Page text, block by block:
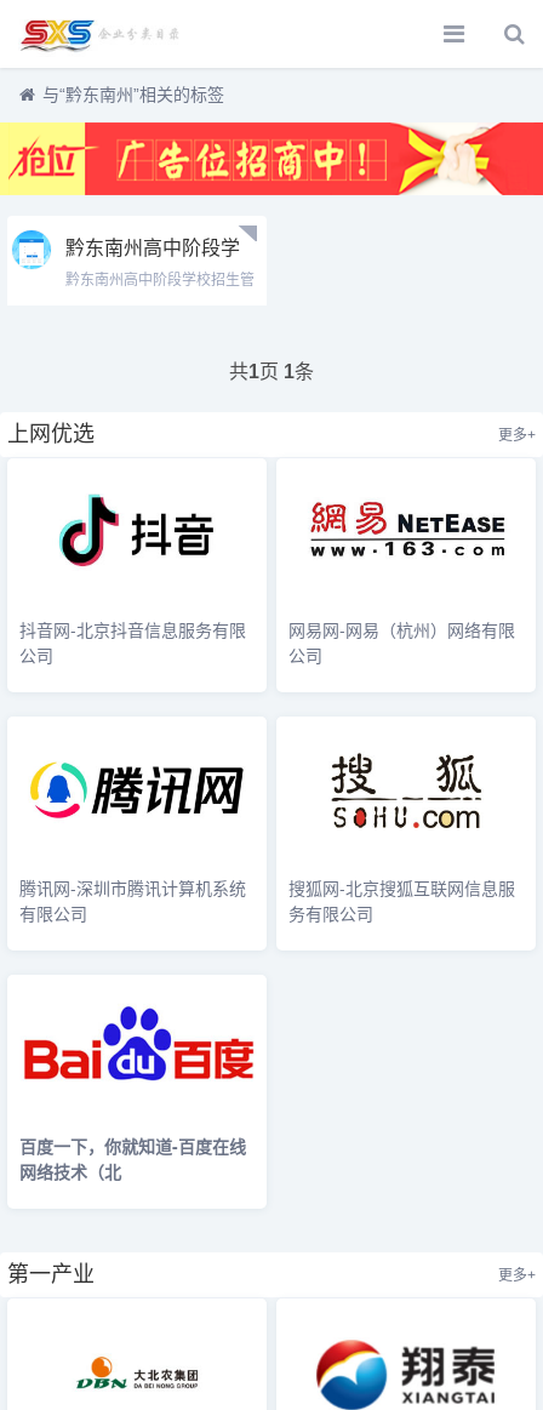
与“黔东南州”相关的标签
黔东南州高中阶段学
校招生管理服务平台
黔东南州高中阶段学校招生管
共1页 1条
上网优选 更多+
抖音网-北京抖音信息服务有限
公司
网易网-网易（杭州）网络有限
公司
腾讯网-深圳市腾讯计算机系统
有限公司
搜狐网-北京搜狐互联网信息服
务有限公司
百度一下，你就知道-百度在线
网络技术（北
第一产业 更多+